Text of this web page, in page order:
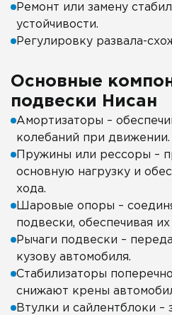
Ремонт или замену
устойчивости.
Регулировку развала-
Основные
подвески Нисан
Амортизаторы –
колебаний при движении.
Пружины или рессоры –
основную нагрузку и
хода.
Шаровые опоры –
подвески, обеспечивая
Рычаги подвески –
кузову автомобиля.
Стабилизаторы
снижают крены
Втулки и сайлентблоки